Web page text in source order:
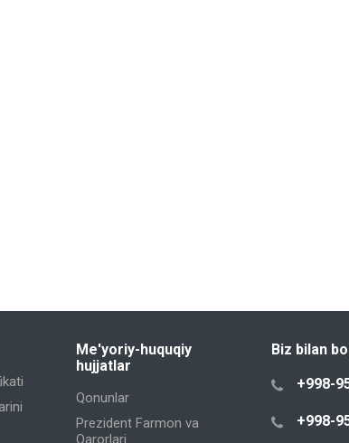
Me'yoriy-huquqiy
hujjatlar
Qonunlar
Prezident Farmon va
Qarorlari
Biz bilan
+998-
+998-